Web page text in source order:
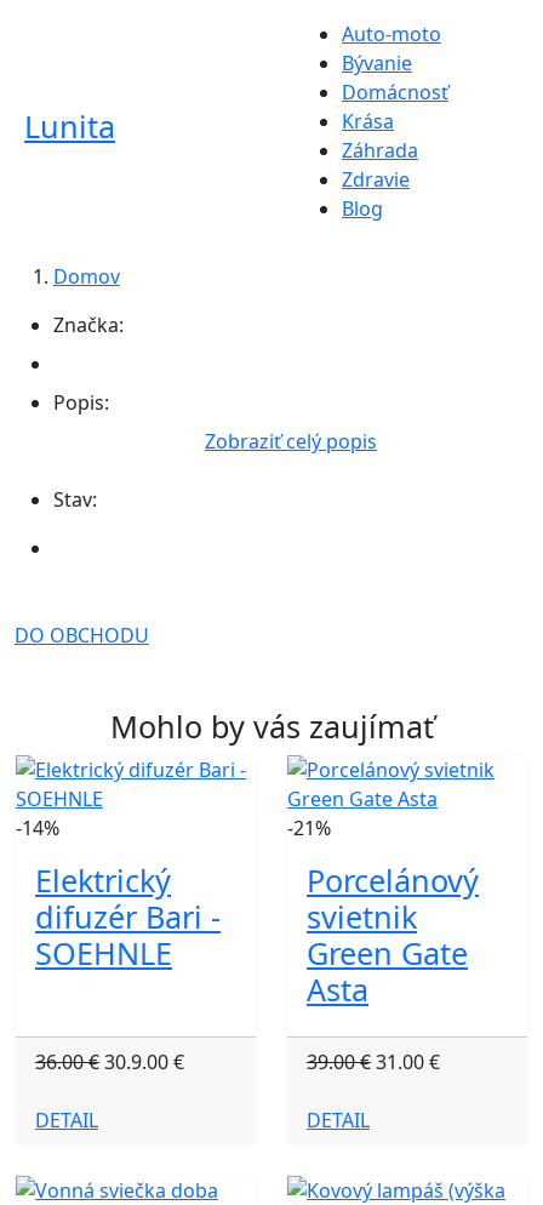
Lunita
Auto-moto
Bývanie
Domácnosť
Krása
Záhrada
Zdravie
Blog
Domov
Značka:
Popis:
Zobraziť celý popis
Stav:
DO OBCHODU
Mohlo by vás zaujímať
-14%
Elektrický
difuzér Bari -
SOEHNLE
36.00 €30.9.00 €
DETAIL
-21%
Porcelánový
svietnik
Green Gate
Asta
39.00 €31.00 €
DETAIL